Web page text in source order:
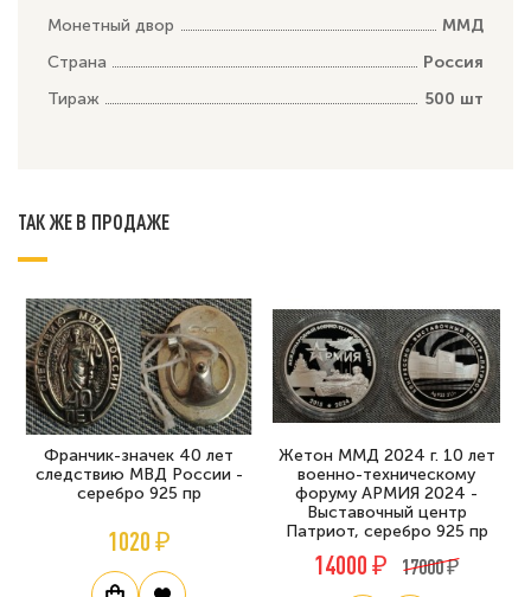
Монетный двор
ММД
Страна
Россия
Тираж
500 шт
ТАК ЖЕ В ПРОДАЖЕ
Франчик-значек 40 лет
следствию МВД России -
серебро 925 пр
1020 ₽
Жетон ММД 2024 г. 10 лет
военно-техническому
форуму АРМИЯ 2024 -
Выставочный центр
Патриот, серебро 925 пр
14000 ₽ 17000 ₽